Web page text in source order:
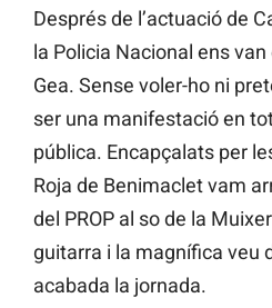
Després de l’actuació de
la Policia Nacional ens
Gea. Sense voler-ho ni
ser una manifestació en
pública. Encapçalats per
Roja de Benimaclet vam
del PROP al so de la
guitarra i la magnífica veu
acabada la jornada.